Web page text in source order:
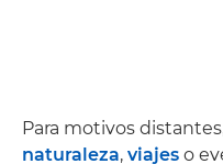
Para motivos
naturaleza, viajes o